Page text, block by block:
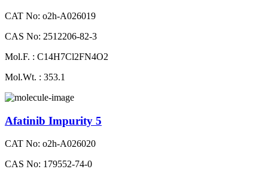
CAT No: o2h-A026019
CAS No: 2512206-82-3
Mol.F. : C14H7Cl2FN4O2
Mol.Wt. : 353.1
Afatinib Impurity 5
CAT No: o2h-A026020
CAS No: 179552-74-0